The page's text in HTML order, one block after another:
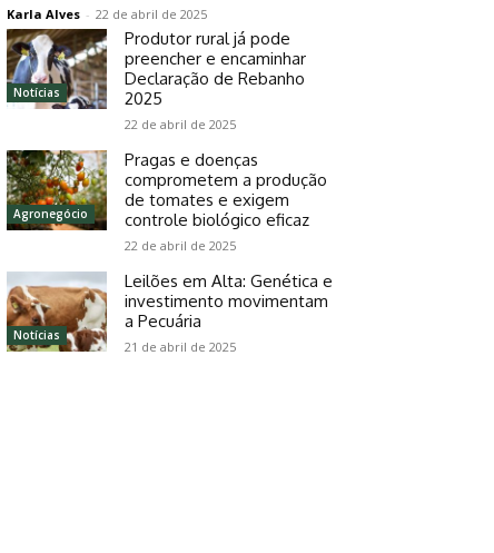
Karla Alves - 22 de abril de 2025
Notícias
Produtor rural já pode
preencher e encaminhar
Declaração de Rebanho
2025
22 de abril de 2025
Agronegócio
Pragas e doenças
comprometem a produção
de tomates e exigem
controle biológico eficaz
22 de abril de 2025
Notícias
Leilões em Alta: Genética e
investimento movimentam
a Pecuária
21 de abril de 2025